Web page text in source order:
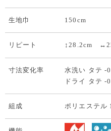
生地巾 150cm
リピート ↕28.2cm
寸法変化率
水洗い タテ -
ドライ タテ -
組成 ポリエステル